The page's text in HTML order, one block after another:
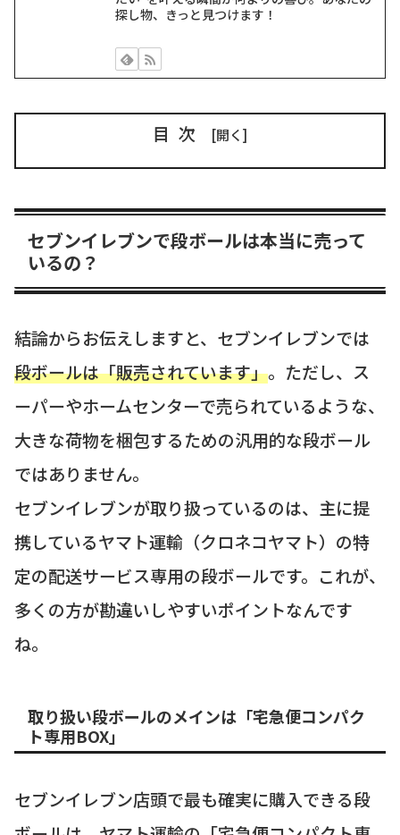
探し物、きっと見つけます！
目次
セブンイレブンで段ボールは本当に売って
いるの？
結論からお伝えしますと、セブンイレブンでは
段ボールは「販売されています」。ただし、ス
ーパーやホームセンターで売られているような、
大きな荷物を梱包するための汎用的な段ボール
ではありません。
セブンイレブンが取り扱っているのは、主に提
携しているヤマト運輸（クロネコヤマト）の特
定の配送サービス専用の段ボールです。これが、
多くの方が勘違いしやすいポイントなんです
ね。
取り扱い段ボールのメインは「宅急便コンパク
ト専用BOX」
セブンイレブン店頭で最も確実に購入できる段